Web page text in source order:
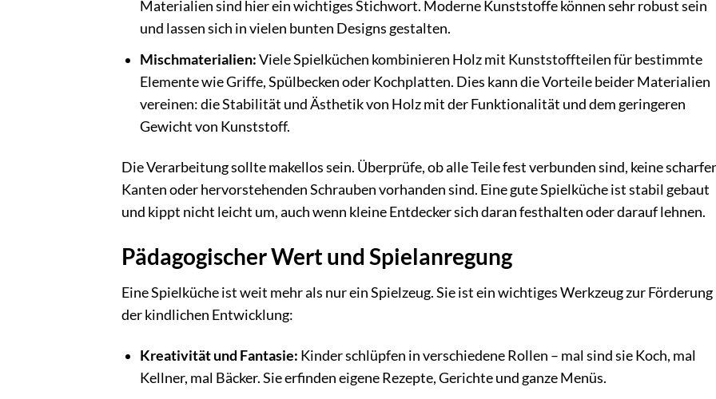
Materialien sind hier ein wichtiges Stichwort. Moderne Kunststoffe können sehr robust sein
und lassen sich in vielen bunten Designs gestalten.
Mischmaterialien:Viele Spielküchen kombinieren Holz mit Kunststoffteilen für bestimmte
Elemente wie Griffe, Spülbecken oder Kochplatten. Dies kann die Vorteile beider Materialien
vereinen: die Stabilität und Ästhetik von Holz mit der Funktionalität und dem geringeren
Gewicht von Kunststoff.
Die Verarbeitung sollte makellos sein. Überprüfe, ob alle Teile fest verbunden sind, keine
Kanten oder hervorstehenden Schrauben vorhanden sind. Eine gute Spielküche ist stabil gebaut
und kippt nicht leicht um, auch wenn kleine Entdecker sich daran festhalten oder darauf lehnen.
Pädagogischer Wert und Spielanregung
Eine Spielküche ist weit mehr als nur ein Spielzeug. Sie ist ein wichtiges Werkzeug zur Förderung
der kindlichen Entwicklung:
Kreativität und Fantasie: Kinder schlüpfen in verschiedene Rollen – mal sind sie Koch, mal
Kellner, mal Bäcker. Sie erfinden eigene Rezepte, Gerichte und ganze Menüs.